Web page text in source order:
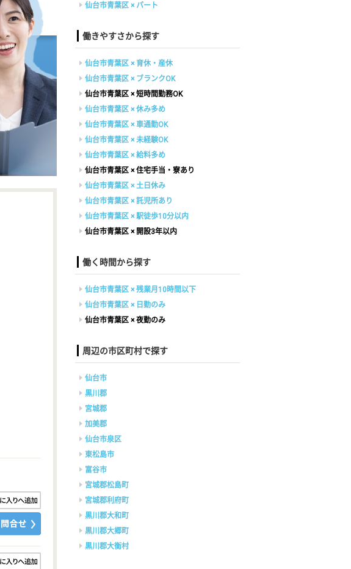
仙台市青葉区 × パート
働きやすさから探す
仙台市青葉区 × 育休・産休
仙台市青葉区 × ブランクOK
仙台市青葉区 × 短時間勤務OK
仙台市青葉区 × 休み多め
仙台市青葉区 × 車通勤OK
仙台市青葉区 × 未経験OK
仙台市青葉区 × 給料多め
仙台市青葉区 × 住宅手当・寮あり
仙台市青葉区 × 土日休み
仙台市青葉区 × 託児所あり
仙台市青葉区 × 駅徒歩10分以内
仙台市青葉区 × 開設3年以内
働く時間から探す
仙台市青葉区 × 残業月10時間以下
仙台市青葉区 × 日勤のみ
仙台市青葉区 × 夜勤のみ
周辺の市区町村で探す
仙台市
黒川郡
宮城郡
加美郡
仙台市泉区
東松島市
富谷市
宮城郡松島町
宮城郡利府町
黒川郡大和町
黒川郡大郷町
黒川郡大衡村